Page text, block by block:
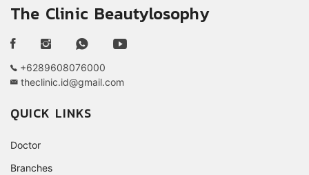
The Clinic Beautylosophy
+6289608076000
theclinic.id@gmail.com
QUICK LINKS
Doctor
Branches